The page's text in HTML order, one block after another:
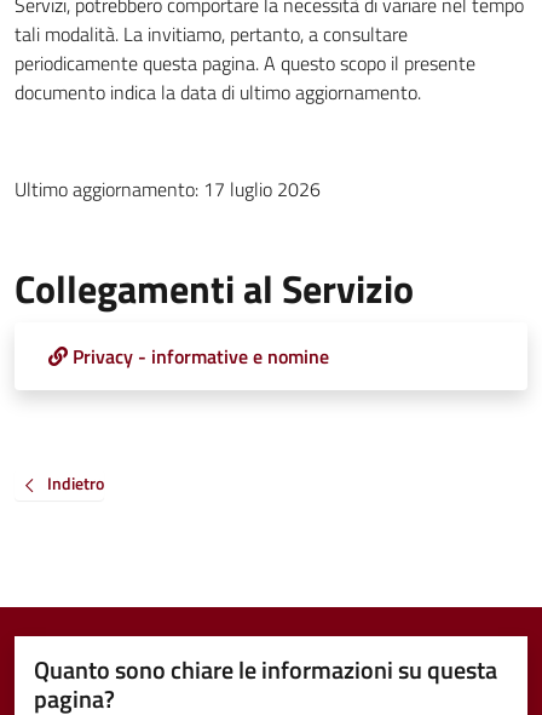
tali modalità. La invitiamo, pertanto, a consultare
periodicamente questa pagina. A questo scopo il presente
documento indica la data di ultimo aggiornamento.
Ultimo aggiornamento: 17 luglio 2026
Collegamenti al Servizio
Privacy - informative e nomine
Indietro
Quanto sono chiare le informazioni su questa
pagina?